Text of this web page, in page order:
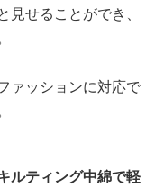
せることができ、
ァッションに対応で
ルティング中綿で軽